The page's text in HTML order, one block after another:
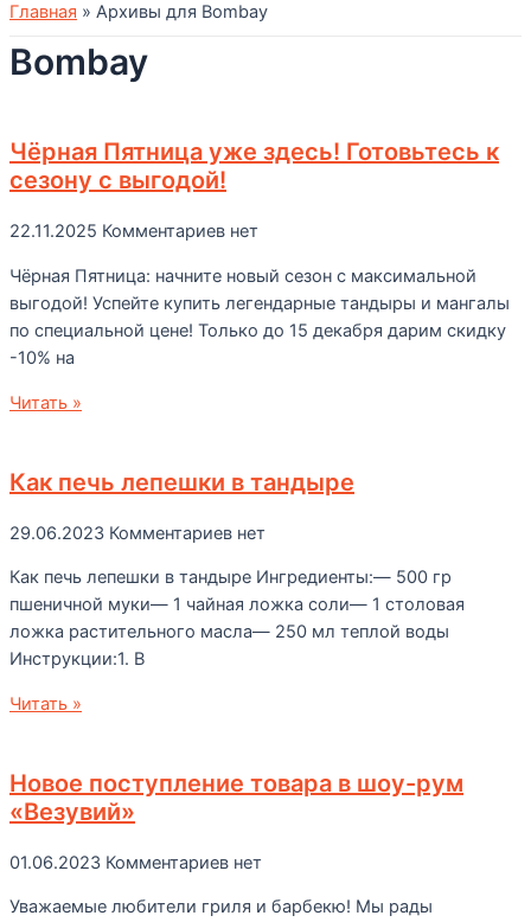
Главная » Архивы для Bombay
Bombay
Чёрная Пятница уже здесь! Готовьтесь к
сезону с выгодой!
22.11.2025 Комментариев нет
Чёрная Пятница: начните новый сезон с максимальной
выгодой! Успейте купить легендарные тандыры и мангалы
по специальной цене! Только до 15 декабря дарим скидку
-10% на
Читать »
Как печь лепешки в тандыре
29.06.2023 Комментариев нет
Как печь лепешки в тандыре Ингредиенты:— 500 гр
пшеничной муки— 1 чайная ложка соли— 1 столовая
ложка растительного масла— 250 мл теплой воды
Инструкции:1. В
Читать »
Новое поступление товара в шоу-рум
«Везувий»
01.06.2023 Комментариев нет
Уважаемые любители гриля и барбекю! Мы рады